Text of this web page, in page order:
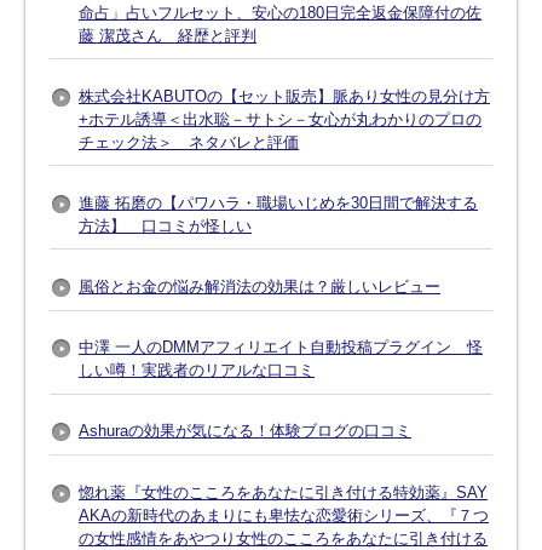
命占」占いフルセット、安心の180日完全返金保障付の佐
藤 潔茂さん 経歴と評判
株式会社KABUTOの【セット販売】脈あり女性の見分け方
+ホテル誘導＜出水聡－サトシ－女心が丸わかりのプロの
チェック法＞ ネタバレと評価
進藤 拓磨の【パワハラ・職場いじめを30日間で解決する
方法】 口コミが怪しい
風俗とお金の悩み解消法の効果は？厳しいレビュー
中澤 一人のDMMアフィリエイト自動投稿プラグイン 怪
しい噂！実践者のリアルな口コミ
Ashuraの効果が気になる！体験ブログの口コミ
惚れ薬『女性のこころをあなたに引き付ける特効薬』SAY
AKAの新時代のあまりにも卑怯な恋愛術シリーズ、『７つ
の女性感情をあやつり女性のこころをあなたに引き付ける